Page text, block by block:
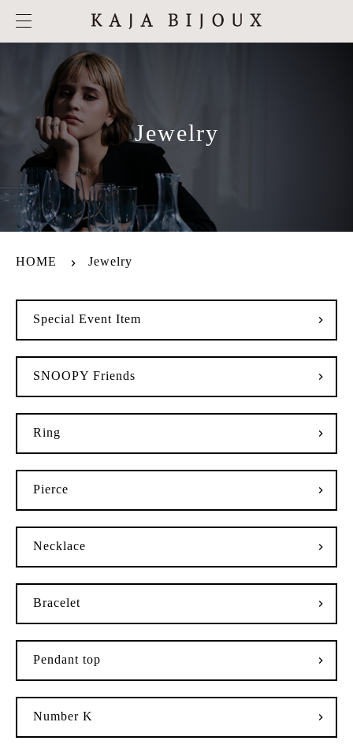
Jewelry
HOME Jewelry
Special Event Item
SNOOPY Friends
Ring
Pierce
Necklace
Bracelet
Pendant top
Number K